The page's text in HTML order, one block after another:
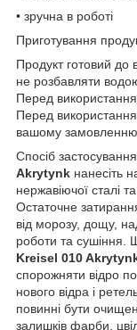
• зручна в роботі
Приготування
Продукт готовий до
не розбавляти
Перед
Перед
вашому замовленню.
Спосіб
Akrytynk нанесіть
нержавіючої сталі
Остаточне
від морозу, дощу,
роботи та сушіння.
Kreisel 010
спорожняти відро
нового відра і
повинні бути
залишків фарби,